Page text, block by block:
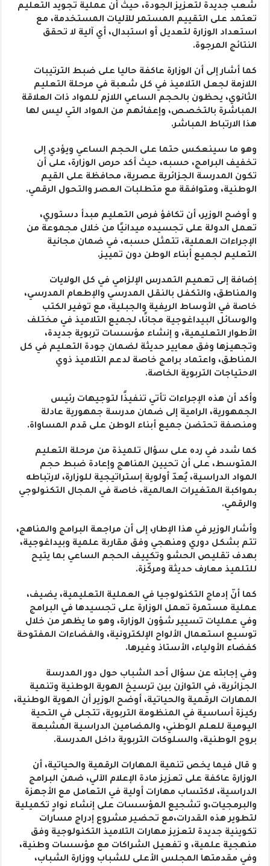
شعب جديدة لتعزيز الجودة، حيث أن عملية تجويد التعليم
تعتمد على التقييم المستمر للآليات المستخدمة، مع
استعداد الوزارة لتعديل أو استبدال، أي آلية لا تحقق
النتائج المرجوة.
كما أشار إلى أن الوزارة عاكفة حاليا على ضبط الترتيبات
اللازمة لجعل التلاميذ في كل شعبة في مرحلة التعليم
الثانوي، يحظون بالحجم الساعي اللازم للمواد ذات العلاقة
المباشرة بالتخصص، وإعفائهم من المواد التي ليس لها
هذا الارتباط المباشر.
وهو ما سينعكس حتما على الحجم الساعي ويؤدي إلى
تخفيف البرامج، حسبه، حيث أكد حرص الوزارة، على أن
تكون المدرسة الجزائرية عصرية، محافظة على القيم
الوطنية، ومتوافقة مع متطلبات العصر والتحول الرقمي.
و أوضح الوزير، أن تكافؤ فرص التعليم مبدأ دستوري،
تعمل الدولة على تجسيده ميدانيًا من خلال مجموعة من
الإجراءات العملية، تتمثل حسبه، في ضمان مجانية
التعليم لجميع أبناء الوطن دون تمييز.
إضافة إلى تعميم التمدرس الإلزامي في كل الولايات
والمناطق، والتكفل بالنقل المدرسي والإطعام المدرسي،
خاصة في الأوساط الريفية والجبلية، مع توفير الكتب
والوسائل البيداغوجية مجانًا، لجميع التلاميذ في مختلف
الأطوار التعليمية، و إنشاء مؤسسات تربوية جديدة،
وتجهيزها وفق معايير حديثة لضمان جودة التعليم في كل
المناطق، واعتماد برامج خاصة لدعم التلاميذ ذوي
الاحتياجات التربوية الخاصة.
وأكد أن هذه الإجراءات تأتي تنفيذًا لتوجيهات رئيس
الجمهورية، الرامية إلى ضمان مدرسة جمهورية عادلة
ومنصفة تحتضن جميع أبناء الوطن على قدم المساواة.
كما شدد في رده على سؤال تلميذة من مرحلة التعليم
المتوسط، على أن تحيين المناهج وإعادة ضبط حجم
المواد الدراسية، يُعدّ أولوية إستراتيجية للوزارة، لارتباطه
بمواكبة المتغيرات العالمية، خاصة في المجال التكنولوجي
والرقمي.
وأشار الوزير في هذا الإطار، إلى أن مراجعة البرامج والمناهج،
تتم بشكل دوري ومنهجي وفق مقاربة علمية وبيداغوجية،
بهدف تقليص الحشو وتكييف الحجم الساعي بما يتيح
للتلميذ معارف حديثة ومركّزة.
كما أنّ إدماج التكنولوجيا في العملية التعليمية، يضيف،
عملية مستمرة تعمل الوزارة على تجسيدها في البرامج
وفي عمليات تسيير شؤون الوزارة، وهو ما يظهر من خلال
توسيع استعمال الألواح الإلكترونية، والفضاءات المفتوحة
كفضاء الأولياء، الأستاذ وغيرها.
وفي إجابته عن سؤال أحد الشباب حول دور المدرسة
الجزائرية، في التوازن بين ترسيخ الهوية الوطنية وتنمية
المهارات الرقمية والحياتية، أوضح الوزير أن الهوية الوطنية،
ركيزة أساسية في المنظومة التربوية، تتجلى في التحية
اليومية للعلم الوطني، والمضامين الدراسية المشبعة
بروح الوطنية، والسلوكات التربوية داخل المدرسة.
و قال فيما يخص تنمية المهارات الرقمية والحياتية، أن
الوزارة عاكفة على تعزيز مادة الإعلام الآلي، ضمن البرامج
الدراسية، لاكتساب مهارات أولية في التعامل مع الأجهزة
والبرمجيات،و تشجيع المؤسسات على إنشاء نوادٍ تكميلية
لتطوير هذه القدرات،مع تحضير مشروع إدراج مسارات
تكوينية جديدة لتعزيز مهارات التلاميذ التكنولوجية وفق
منهجية علمية، و تفعيل الشراكات مع مؤسسات وطنية،
وفي مقدمتها المجلس الأعلى للشباب ووزارة الشباب،